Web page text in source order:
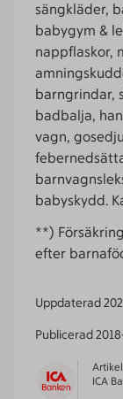
sängkläder,
babygym &
nappflaskor,
barngrindar,
badbalja,
vagn,
babyskydd.
**)
efter
Uppdaterad
Publicerad
ICA